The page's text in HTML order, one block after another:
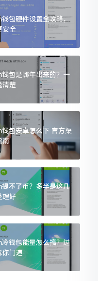
包硬件设置全攻略，
安全
包是哪年出来的？一
清楚
包安卓怎么下 官方渠
南
不了币？多半是这几
理好
钱包能量怎么搞？过
你门道